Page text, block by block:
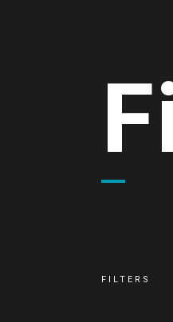
FILTERS